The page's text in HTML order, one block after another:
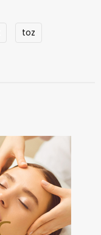
toz